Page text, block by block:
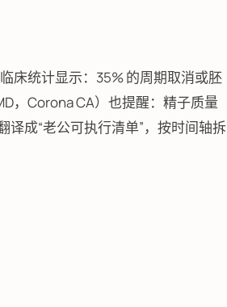
床统计显示：35% 的周期取消或胚
，Corona CA）也提醒：精子质量
成“老公可执行清单”，按时间轴拆